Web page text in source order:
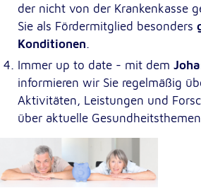
der nicht von der Krankenkasse
Sie als Fördermitglied besonders
Konditionen.
Immer up to date - mit dem
informieren wir Sie regelmäßig
Aktivitäten, Leistungen und
über aktuelle
Google Tag Manager
Anbieter:
Externe Dienste
Kartendiensten anzeigen zu
diesen externen Diensten